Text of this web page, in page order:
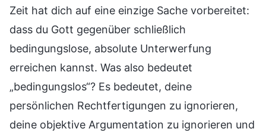
Zeit hat dich auf eine einzige Sache vorbereitet:
dass du Gott gegenüber schließlich
bedingungslose, absolute Unterwerfung
erreichen kannst. Was also bedeutet
„bedingungslos“? Es bedeutet, deine
persönlichen Rechtfertigungen zu ignorieren,
deine objektive Argumentation zu ignorieren und